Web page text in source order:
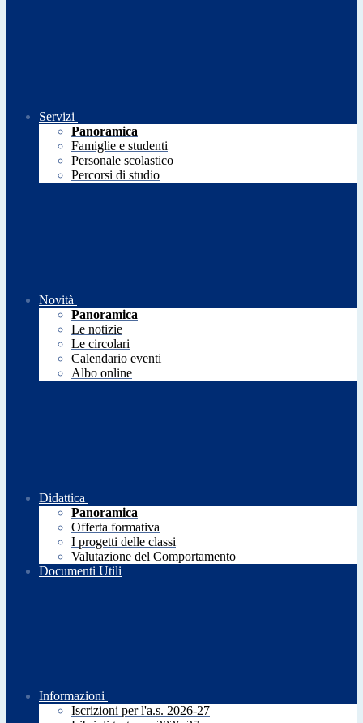
Servizi
Panoramica
Famiglie e studenti
Personale scolastico
Percorsi di studio
Novità
Panoramica
Le notizie
Le circolari
Calendario eventi
Albo online
Didattica
Panoramica
Offerta formativa
I progetti delle classi
Valutazione del Comportamento
Documenti Utili
Informazioni
Iscrizioni per l'a.s. 2026-27